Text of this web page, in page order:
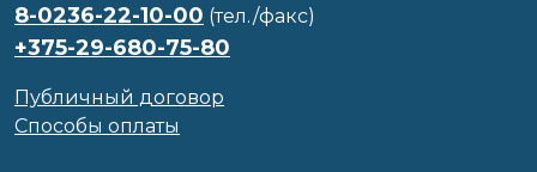
8-0236-22-10-00 (тел./факс)
+375-29-680-75-80
Публичный договор
Способы оплаты